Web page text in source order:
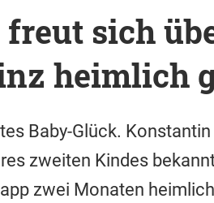
sich
heimlich
Baby-Glück.
zweiten Kindes
zwei Monaten